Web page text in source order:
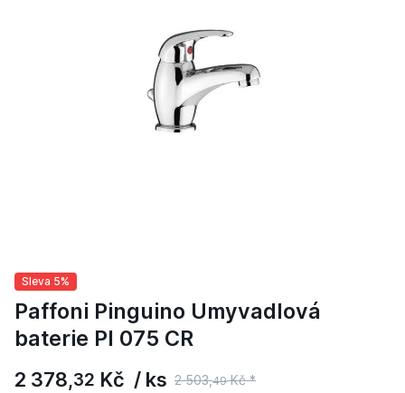
Sleva 5%
Paffoni Pinguino Umyvadlová
baterie PI 075 CR
2 378,32 Kč / ks 2 503,49Kč *